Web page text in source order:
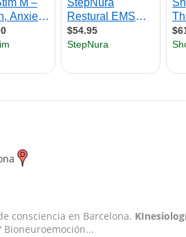
consciencia en Barcelona.